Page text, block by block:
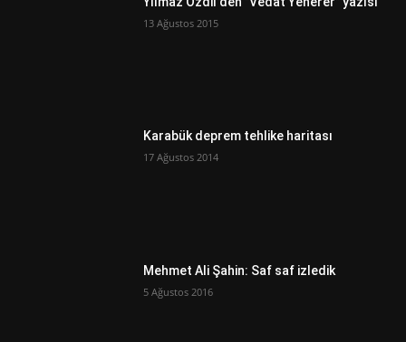
13 Ağustos 2015
Karabük deprem tehlike haritası
17 Ağustos 2014
Mehmet Ali Şahin: Saf saf izledik
5 Ağustos 2016